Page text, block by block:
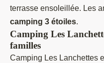
terrasse ensoleillée. Les
camping 3 étoiles.
Camping Les
familles
Camping Les Lanchettes